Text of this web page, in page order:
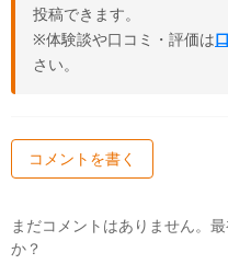
投稿できます。
※体験談や口コミ・評価は
さい。
コメントを書く
まだコメントはありません。
か？